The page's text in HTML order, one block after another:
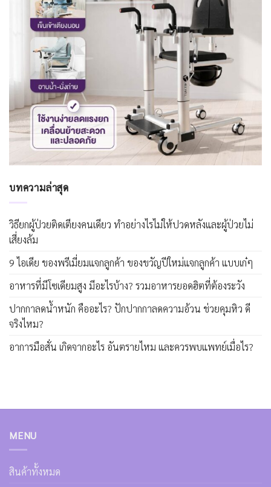
บทความล่าสุด
วิธียกผู้ป่วยติดเตียงคนเดียว ทำอย่างไรไม่ให้ปวดหลังและผู้ป่วยไม่
เสี่ยงล้ม
9 ไอเดีย ของพรีเมี่ยมแจกลูกค้า ของขวัญปีใหม่แจกลูกค้า แบบเก๋ๆ
อาหารที่มีโซเดียมสูง มีอะไรบ้าง? รวมอาหารยอดฮิตที่ต้องระวัง
ปากกาลดน้ำหนัก คืออะไร? ปักปากกาลดความอ้วน ช่วยคุมหิว ดี
จริงไหม?
อาการมือสั่น เกิดจากอะไร อันตรายไหม และควรพบแพทย์เมื่อไร?
MENU
สินค้าทั้งหมด